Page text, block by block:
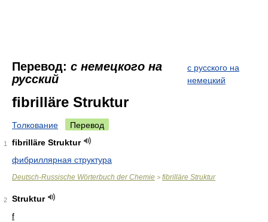
Перевод: с немецкого на
русский
с русского на
немецкий
fibrilläre Struktur
Толкование Перевод
1
fibrilläre Struktur
фибриллярная структура
Deutsch-Russische Wörterbuch der Chemie > fibrilläre Struktur
2
Struktur
f